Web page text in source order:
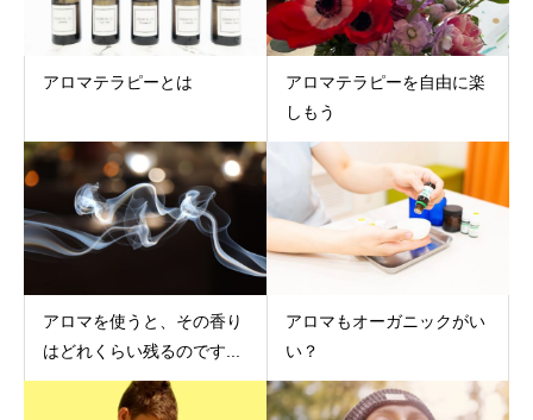
アロマテラピーとは
アロマテラピーを自由に楽
しもう
アロマを使うと、その香り
はどれくらい残るのです...
アロマもオーガニックがい
い？